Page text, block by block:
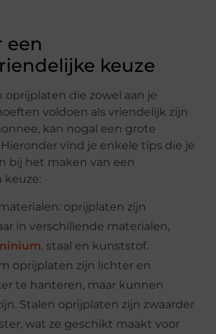
een
keuze
oprijplaten die zowel aan je
voldoen als vriendelijk zijn
kan nogal een grote
vind je enkele tips die je
bij het maken van een
keuze:
oprijplaten zijn
in verschillende materialen,
, staal en kunststof.
oprijplaten zijn lichter en
te hanteren, maar kunnen
Stalen oprijplaten zijn zwaarder
wat ze geschikt maakt voor